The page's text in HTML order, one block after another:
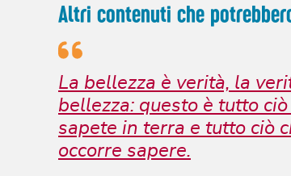
Altri contenuti che
La bellezza è verità, la
bellezza: questo è tutto
sapete in terra e tutto ciò
occorre sapere.